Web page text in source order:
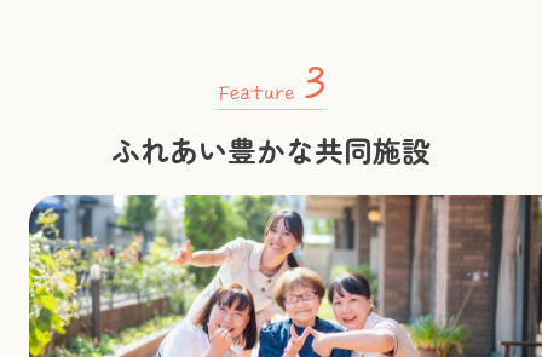
ふれあい豊かな共同施設